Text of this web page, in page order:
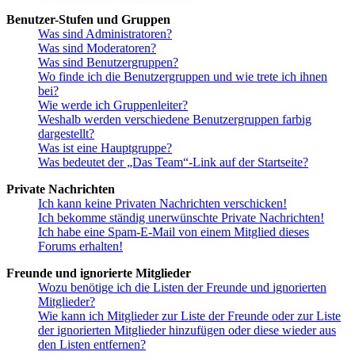
Benutzer-Stufen und Gruppen
Was sind Administratoren?
Was sind Moderatoren?
Was sind Benutzergruppen?
Wo finde ich die Benutzergruppen und wie trete ich ihnen
bei?
Wie werde ich Gruppenleiter?
Weshalb werden verschiedene Benutzergruppen farbig
dargestellt?
Was ist eine Hauptgruppe?
Was bedeutet der „Das Team“-Link auf der Startseite?
Private Nachrichten
Ich kann keine Privaten Nachrichten verschicken!
Ich bekomme ständig unerwünschte Private Nachrichten!
Ich habe eine Spam-E-Mail von einem Mitglied dieses
Forums erhalten!
Freunde und ignorierte Mitglieder
Wozu benötige ich die Listen der Freunde und ignorierten
Mitglieder?
Wie kann ich Mitglieder zur Liste der Freunde oder zur Liste
der ignorierten Mitglieder hinzufügen oder diese wieder aus
den Listen entfernen?